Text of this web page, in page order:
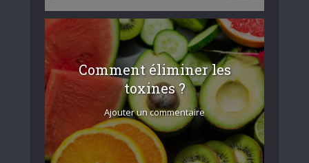
Comment éliminer les
toxines ?
Ajouter un commentaire